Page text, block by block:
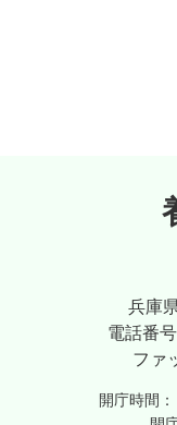
兵庫
電話番号
ファ
開庁時間：